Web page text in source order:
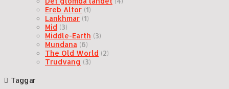
Ereb Altor (1)
Lankhmar (1)
Mid (3)
Middle-Earth (3)
Mundana (6)
The Old World (2)
Trudvang (3)
Taggar